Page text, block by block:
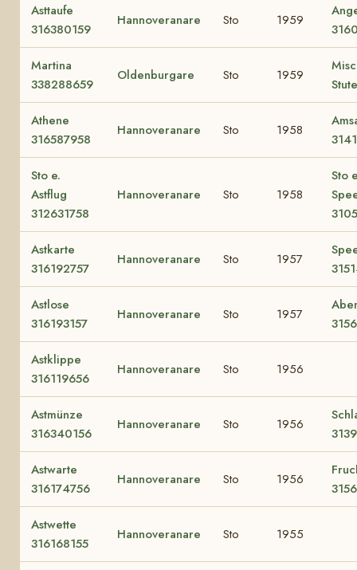
Asttaufe
316380159
Hannoveranare Sto 1959
Martina
338288659
Oldenburgare Sto 1959
Stute
Athene
316587958
Hannoveranare Sto 1958
Sto e.
Astflug
312631758
Hannoveranare Sto 1958
Sto
Astkarte
316192757
Hannoveranare Sto 1957
Astlose
316193157
Hannoveranare Sto 1957
Astklippe
316119656
Hannoveranare Sto 1956
Astmünze
316340156
Hannoveranare Sto 1956
Astwarte
316174756
Hannoveranare Sto 1956
Astwette
316168155
Hannoveranare Sto 1955